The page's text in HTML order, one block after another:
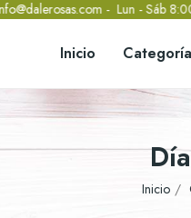
- Lun - Sáb 8:00am -
Inicio
Inicio